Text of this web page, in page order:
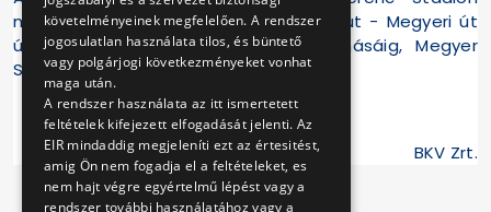
megállókban, hanem a Váci út - Fóti út - Megyeri út
útvonalon a 30A autóbusz végállomásáig, Megyer
Szondi utcáig közlekedik.
2009. május 2.
BKV Zrt.
követelményeinek megfelelően. A rendszer
jogosulatlan használata tilos, és büntető
vagy polgárjogi következményeket vonhat
maga után.
A rendszer használata az itt ismertetett
feltételek kifejezett elfogadását jelenti. Az
EIR mindaddig megjeleníti ezt az értesitést,
amig Ön nem fogadja el a feltételeket, es
nem hajt végre egyértelmű lépést vagy a
rendszer további használatához vagy a